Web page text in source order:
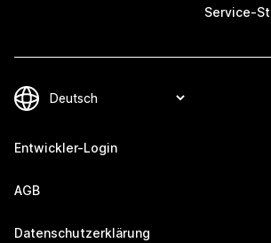
Service-
Entwickler-Login
AGB
Datenschutzerklärung